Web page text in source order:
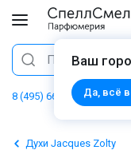
Ваш
Да, всё
Поиск
8 (495) 668 06 02
Духи Jacques Zolty